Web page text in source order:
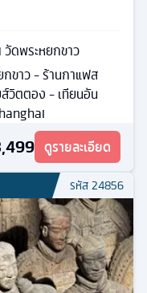
ดพระหยกขาว
กขาว - ร้านกาแฟส
วิตตอง - เทียนอัน
ดูรายละเอียด
รหัส24856